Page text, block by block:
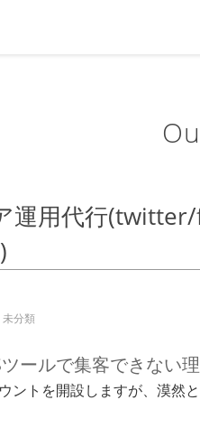
運用代行
未分類
ールで集客できない
ントを開設しますが、漠然